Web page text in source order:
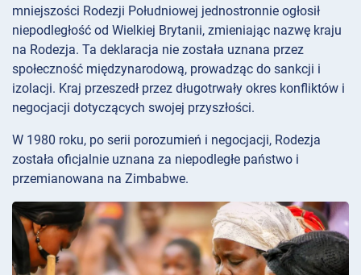
mniejszości Rodezji Południowej jednostronnie ogłosił
niepodległość od Wielkiej Brytanii, zmieniając nazwę kraju
na Rodezja. Ta deklaracja nie została uznana przez
społeczność międzynarodową, prowadząc do sankcji i
izolacji. Kraj przeszedł przez długotrwały okres konfliktów i
negocjacji dotyczących swojej przyszłości.
W 1980 roku, po serii porozumień i negocjacji, Rodezja
została oficjalnie uznana za niepodległe państwo i
przemianowana na Zimbabwe.